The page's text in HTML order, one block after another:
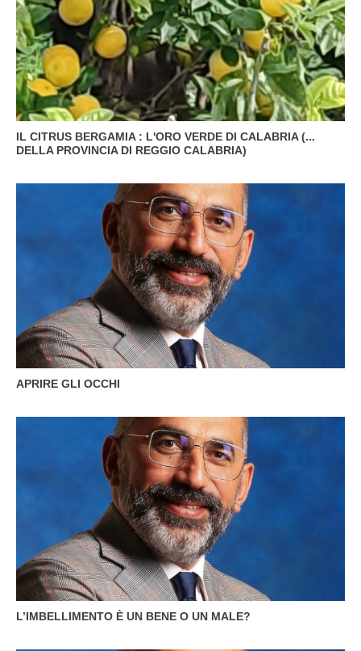
IL CITRUS BERGAMIA : L'ORO VERDE DI CALABRIA (...
DELLA PROVINCIA DI REGGIO CALABRIA)
APRIRE GLI OCCHI
L’IMBELLIMENTO È UN BENE O UN MALE?